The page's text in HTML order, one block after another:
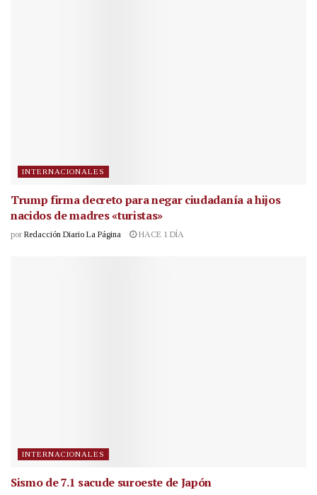
INTERNACIONALES
Trump firma decreto para negar ciudadanía a hijos
nacidos de madres «turistas»
por Redacción Diario La Página HACE 1 DÍA
INTERNACIONALES
Sismo de 7.1 sacude suroeste de Japón